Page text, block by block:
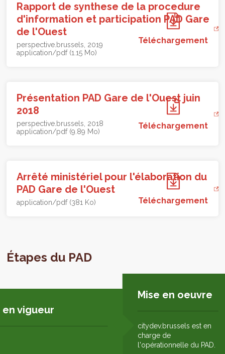
Rapport de synthese de la procedure
d'information et participation PAD Gare
de l'Ouest
perspective.brussels 2019
application/pdf (1.15 Mo)
Téléchargement
Présentation PAD Gare de l'Ouest juin
2018
perspective.brussels 2018
application/pdf (9.89 Mo)
Téléchargement
Arrêté ministériel pour l'élaboration du
PAD Gare de l'Ouest
application/pdf (381 Ko) Téléchargement
Étapes du PAD
vigueur
Mise en oeuvre
citydev.brussels est en
charge de
l'opérationnelle du PAD.